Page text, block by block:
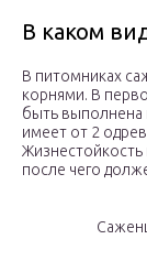
В каком
В питомниках
корнями. В
быть выполнена
имеет от 2
Жизнестойкость
после чего